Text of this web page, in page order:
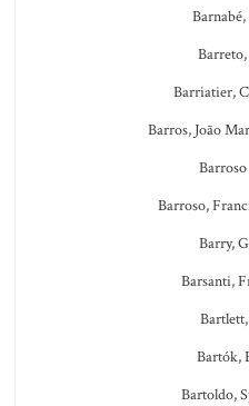
Barriatier,
Barros, João
Barroso,
Barry,
Barsanti,
Bartók,
Bartoldo,